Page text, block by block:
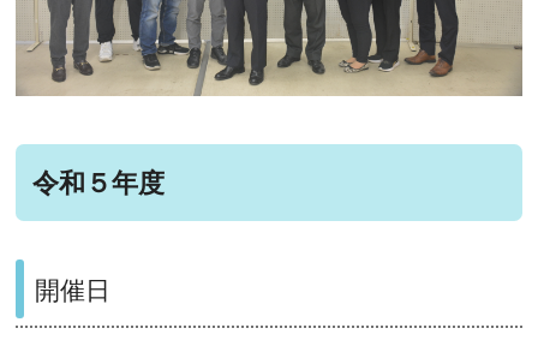
令和５年度
開催日